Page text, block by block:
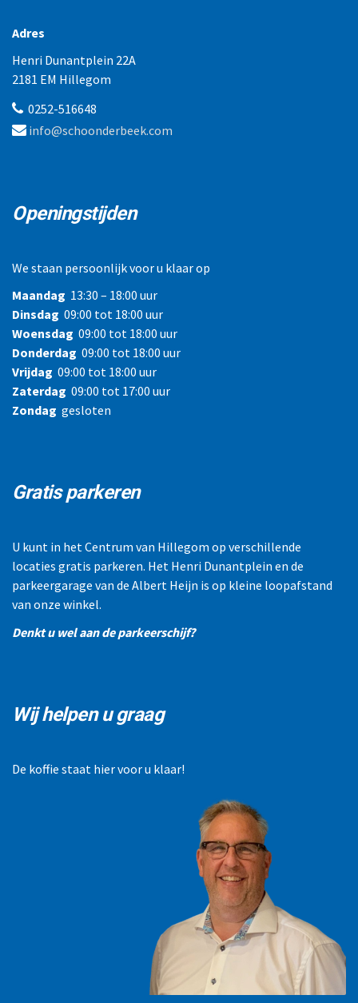
Adres
Henri Dunantplein 22A
2181 EM Hillegom
0252-516648
info@schoonderbeek.com
Openingstijden
We staan persoonlijk voor u klaar op
Maandag 13:30 – 18:00 uur
Dinsdag 09:00 tot 18:00 uur
Woensdag 09:00 tot 18:00 uur
Donderdag 09:00 tot 18:00 uur
Vrijdag 09:00 tot 18:00 uur
Zaterdag 09:00 tot 17:00 uur
Zondag gesloten
Gratis parkeren
U kunt in het Centrum van Hillegom op verschillende
locaties gratis parkeren. Het Henri Dunantplein en de
parkeergarage van de Albert Heijn is op kleine loopafstand
van onze winkel.
Denkt u wel aan de parkeerschijf?
Wij helpen u graag
De koffie staat hier voor u klaar!